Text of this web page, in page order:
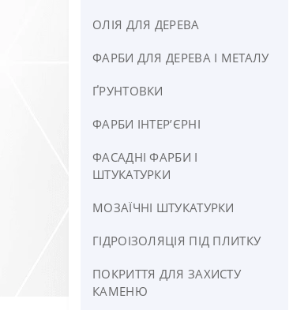
Безхлорні засоби
Шовковистий Мат ⭐ ПАЛІТРА
відтінків >>
На восковій основі ⭐ ПАЛІТРА
Для Паркету ПОЛІУРЕТАНОВІ
ОЛІЯ ДЛЯ ДЕРЕВА
ФАРБИ ДЛЯ ДЕРЕВА І МЕТАЛУ
ҐРУНТОВКИ
ФАРБИ ІНТЕРʼЄРНІ
ФАСАДНІ ФАРБИ І
ШТУКАТУРКИ
МОЗАЇЧНІ ШТУКАТУРКИ
ГІДРОІЗОЛЯЦІЯ ПІД ПЛИТКУ
ПОКРИТТЯ ДЛЯ ЗАХИСТУ
КАМЕНЮ